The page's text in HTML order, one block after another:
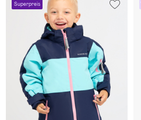
Superpreis